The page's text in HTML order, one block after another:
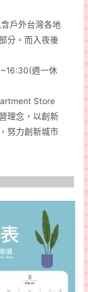
戶外台灣各地
分。而入夜後
週一休
Store
理念，以創新
努力創新城市